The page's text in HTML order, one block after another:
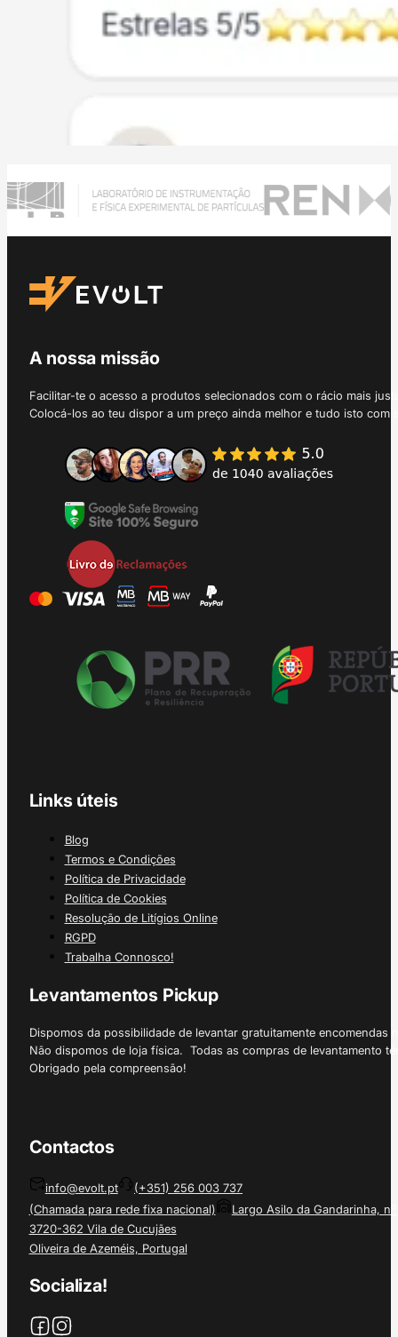
A nossa missão
Facilitar-te o acesso a produtos selecionados com o rácio mais
Colocá-los ao teu dispor a um preço ainda melhor e tudo isto
Links úteis
Blog
Termos e Condições
Política de Privacidade
Política de Cookies
Resolução de Litígios Online
RGPD
Trabalha Connosco!
Levantamentos Pickup
Dispomos da possibilidade de levantar gratuitamente
Não dispomos de loja física. Todas as compras de levantamento
Obrigado pela compreensão!
Contactos
info@evolt.pt
(+351) 256 003 737
(Chamada para rede fixa nacional)
Largo Asilo da Gandarinha, nº
3720-362 Vila de Cucujães
Oliveira de Azeméis, Portugal
Socializa!